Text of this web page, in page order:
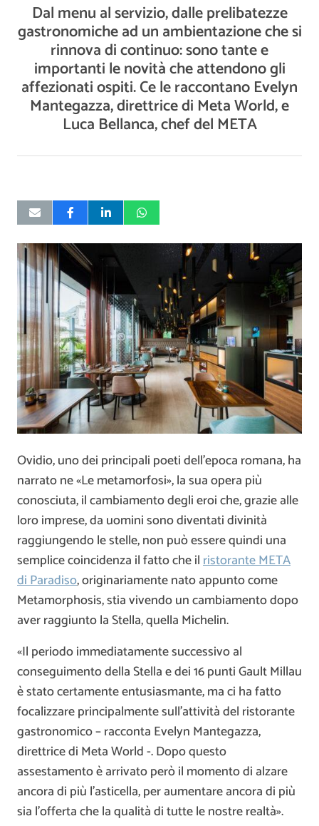
Dal menu al servizio, dalle prelibatezze
gastronomiche ad un ambientazione che si
rinnova di continuo: sono tante e
importanti le novità che attendono gli
affezionati ospiti. Ce le raccontano Evelyn
Mantegazza, direttrice di Meta World, e
Luca Bellanca, chef del META
Ovidio, uno dei principali poeti dell’epoca romana, ha
narrato ne «Le metamorfosi», la sua opera più
conosciuta, il cambiamento degli eroi che, grazie alle
loro imprese, da uomini sono diventati divinità
raggiungendo le stelle, non può essere quindi una
semplice coincidenza il fatto che ilristorante META
di Paradiso, originariamente nato appunto come
Metamorphosis, stia vivendo un cambiamento dopo
aver raggiunto la Stella, quella Michelin.
«Il periodo immediatamente successivo al
conseguimento della Stella e dei 16 punti Gault Millau
è stato certamente entusiasmante, ma ci ha fatto
focalizzare principalmente sull’attività del ristorante
gastronomico – racconta Evelyn Mantegazza,
direttrice di Meta World -. Dopo questo
assestamento è arrivato però il momento di alzare
ancora di più l’asticella, per aumentare ancora di più
sia l’offerta che la qualità di tutte le nostre realtà».